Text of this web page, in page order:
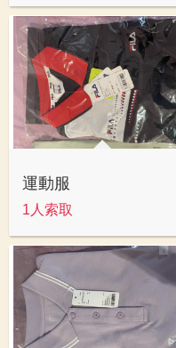
運動服
1人索取